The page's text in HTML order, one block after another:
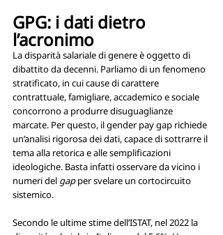
GPG: i dati dietro
l’acronimo
La disparità salariale di genere è oggetto di
dibattito da decenni. Parliamo di un fenomeno
stratificato, in cui cause di carattere
contrattuale, famigliare, accademico e sociale
concorrono a produrre disuguaglianze
marcate. Per questo, il gender pay gap richiede
un’analisi rigorosa dei dati, capace di sottrarre il
tema alla retorica e alle semplificazioni
ideologiche. Basta infatti osservare da vicino i
numeri del gap per svelare un cortocircuito
sistemico.
Secondo le ultime stime dell’ISTAT, nel 2022 la